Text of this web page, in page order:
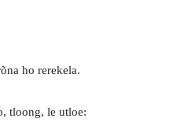
ho rerekela.
tloong, le utloe: